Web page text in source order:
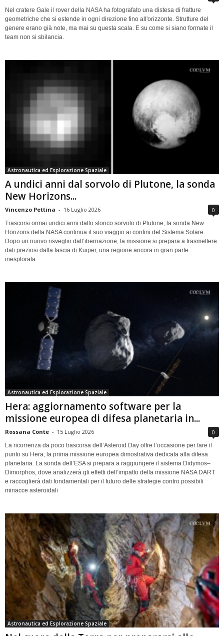
Nel cratere Gale il rover della NASA ha fotografato una distesa di fratture
geometriche che si estende in ogni direzione fino all'orizzonte. Strutture del
genere erano già note, ma mai su questa scala. E su come si siano formate il
team non si sbilancia.
Astronautica ed Esplorazione Spaziale
A undici anni dal sorvolo di Plutone, la sonda
New Horizons...
Vincenzo Pettina - 16 Luglio 2026 0
Trascorsi ormai undici anni dallo storico sorvolo di Plutone, la sonda New
Horizons della NASA continua il suo viaggio ai confini del Sistema Solare.
Dopo un nuovo risveglio dall’ibernazione, la missione si prepara a trasmettere
dati preziosi dalla fascia di Kuiper, una regione ancora in gran parte
inesplorata
Astronautica ed Esplorazione Spaziale
Hera: aggiornamento software per la
missione europea di difesa planetaria in...
Rossana Conte - 15 Luglio 2026 0
La ricorrenza da poco trascorsa dell’Asteroid Day offre l’occasione per fare il
punto su Hera, la prima missione europea dimostrativa dedicata alla difesa
planetaria. La sonda dell’ESA si prepara a raggiungere il sistema Didymos–
Dimorphos, dove analizzerà gli effetti dell’impatto della missione NASA DART
e raccoglierà dati fondamentali per il futuro delle strategie contro possibili
minacce asteroidali
Astronautica ed Esplorazione Spaziale